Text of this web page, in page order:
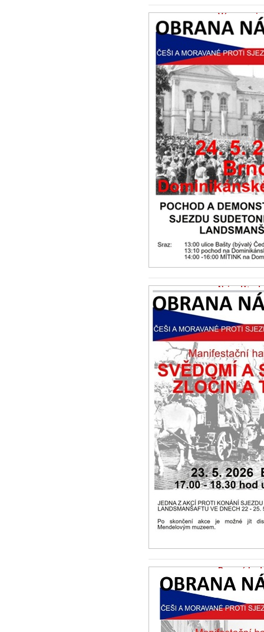
Výzva
uspořádání
22.5.2026 -
My, níže
spojeneckých
Nejezděte
22.5.2026 -
Otevřený
Pro své
Díky za
(odsun)...